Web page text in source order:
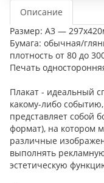
Описание
Размер: А3 —
Бумага: обычная/
плотность от 80 до
Печать
Плакат - идеальный
какому-либо
представляет собой
формат), на котором
различные
выполнять
эстетическую